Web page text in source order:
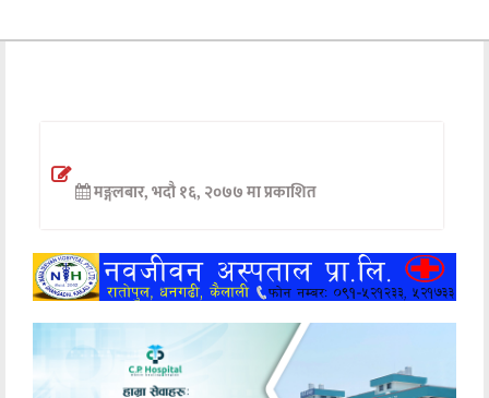
अन्तर्वार्ता
खेलकुद
मनोरञ्जन
अन्य
मङ्गलबार, भदौ १६, २०७७ मा प्रकाशित